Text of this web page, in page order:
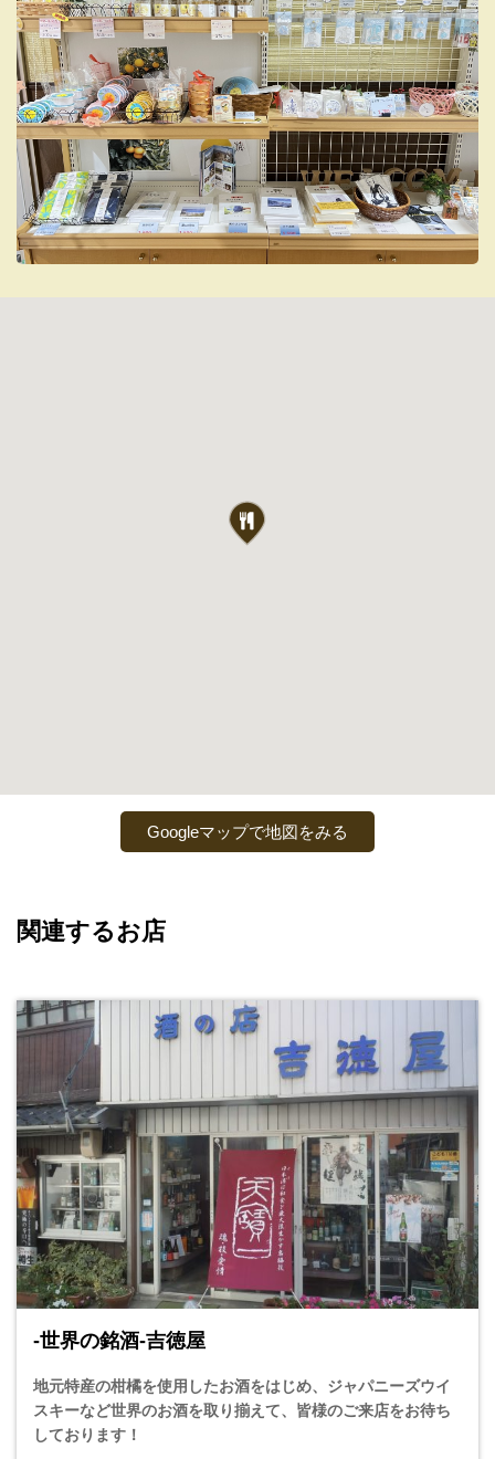
Googleマップで地図をみる
関連するお店
-世界の銘酒-吉徳屋
地元特産の柑橘を使用したお酒をはじめ、ジャパニーズウイ
スキーなど世界のお酒を取り揃えて、皆様のご来店をお待ち
しております！